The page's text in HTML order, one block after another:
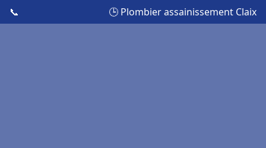
📞 🕒 Plombier assainissement Claix